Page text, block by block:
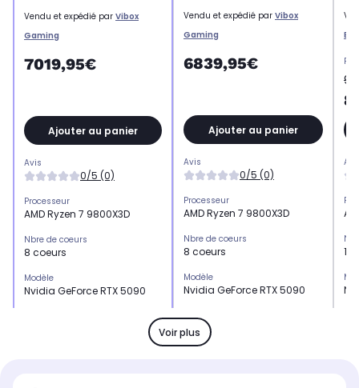
Vendu et expédié par Vibox
Gaming
7019,95€
Ajouter au panier
Avis
0/5 (0)
Processeur
AMD Ryzen 7 9800X3D
Nbre de coeurs
8 coeurs
Modèle
Nvidia GeForce RTX 5090
Vendu et expédié par Vibox
Gaming
6839,95€
Ajouter au panier
Avis
0/5 (0)
Processeur
AMD Ryzen 7 9800X3D
Nbre de coeurs
8 coeurs
Modèle
Nvidia GeForce RTX 5090
Mémoire de la carte graphique
32 Go
16
Voir plus